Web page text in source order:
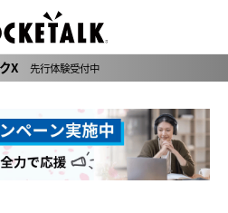
X 先行体験受付中